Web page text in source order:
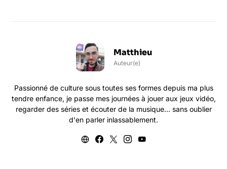
Matthieu
Auteur(e)
Passionné de culture sous toutes ses formes depuis ma plus
tendre enfance, je passe mes journées à jouer aux jeux vidéo,
regarder des séries et écouter de la musique... sans oublier
d'en parler inlassablement.